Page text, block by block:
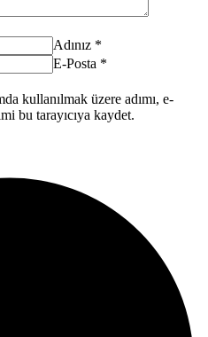
Adınız *
E-Posta *
kullanılmak üzere adımı, e-
bu tarayıcıya kaydet.